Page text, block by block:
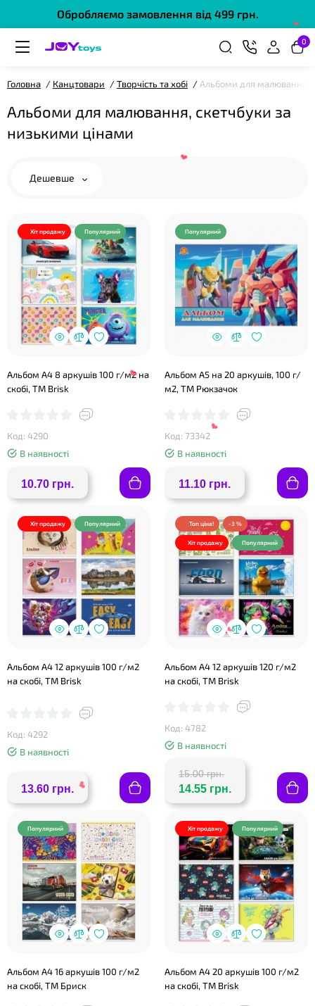
Обробляємо замовлення від 499 грн.
0
Головна Канцтовари Творчість та хобі Альбоми для малювання,
Альбоми для малювання, скетчбуки за
низькими цінами
Дешевше
Хіт продажу Популярний
Альбом А4 8 аркушів 100 г/м2 на
скобі, ТМ Brisk
Код: 4290
В наявності
10.70 грн.
Популярний
Альбом А5 на 20 аркушів, 100 г/
м2, ТМ Рюкзачок
Код: 73342
В наявності
11.10 грн.
Хіт продажу Популярний
Альбом А4 12 аркушів 100 г/м2
на скобі, ТМ Brisk
Код: 4292
В наявності
13.60 грн.
Топ ціна! -3 %
Хіт продажу Популярний
Альбом А4 12 аркушів 120 г/м2
на скобі, ТМ Brisk
Код: 4782
В наявності
15.00 грн.
14.55 грн.
Популярний
Альбом А4 16 аркушів 100 г/м2
на скобі, ТМ Бриск
Хіт продажу Популярний
Альбом А4 20 аркушів 100 г/м2
на скобі, ТМ Brisk
❤
❤
❤
❤
❤